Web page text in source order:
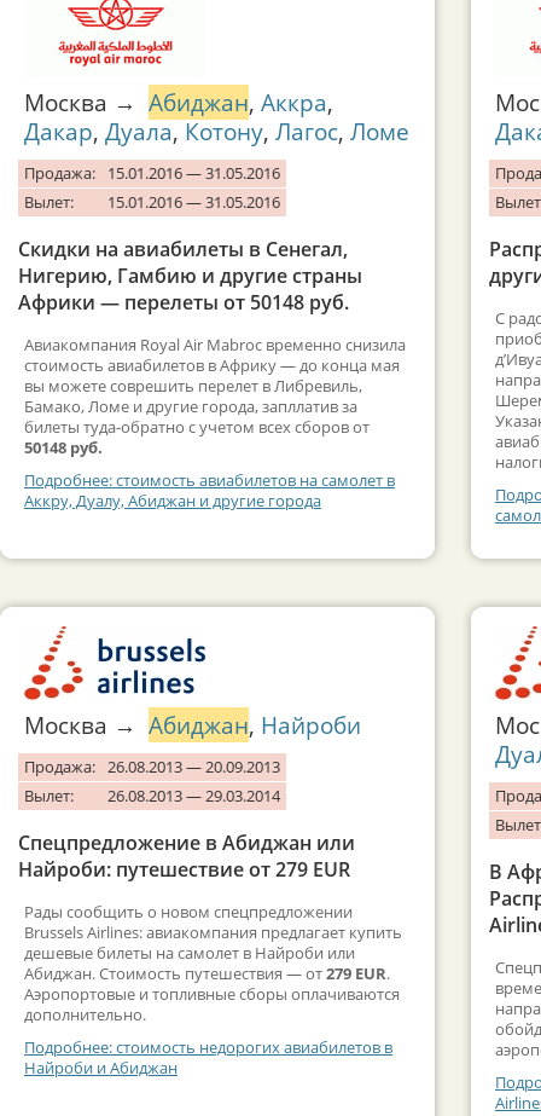
Москва → Абиджан, Аккра,
Дакар, Дуала, Котону, Лагос, Ломе
Продажа:
15.01.2016 — 31.05.2016
Вылет:
15.01.2016 — 31.05.2016
Скидки на авиабилеты в Сенегал,
Нигерию, Гамбию и другие страны
Африки — перелеты от 50148 руб.
Авиакомпания Royal Air Mabroc временно снизила
стоимость авиабилетов в Африку — до конца мая
вы можете соврешить перелет в Либревиль,
Бамако, Ломе и другие города, запллатив за
билеты туда-обратно с учетом всех сборов от
50148 руб.
Подробнее: стоимость авиабилетов на самолет в
Аккру, Дуалу, Абиджан и другие города
Москва → Абиджан, Найроби
Продажа: 26.08.2013 — 20.09.2013
Вылет:
26.08.2013 — 29.03.2014
Спецпредложение в Абиджан или
Найроби: путешествие от 279 EUR
Рады сообщить о новом спецпредложении
Brussels Airlines: авиакомпания предлагает купить
дешевые билеты на самолет в Найроби или
Абиджан. Стоимость путешествия — от279 EUR.
Аэропортовые и топливные сборы оплачиваются
дополнительно.
Подробнее: стоимость недорогих авиабилетов в
Найроби и Абиджан
С
В